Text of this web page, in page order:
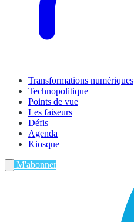
Transformations numériques
Technopolitique
Points de vue
Les faiseurs
Défis
Agenda
Kiosque
M'abonner